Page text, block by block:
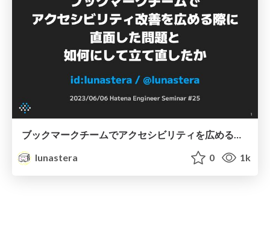
ブックマークチームでアクセシビリティを広める際に直面した問題と、如何にして立て直していったか
lunastera
0 1k